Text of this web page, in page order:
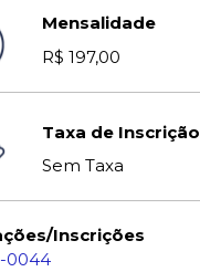
Mensalidade
R$ 197,00
Taxa de Inscrição
Sem Taxa
Inscrições
0044